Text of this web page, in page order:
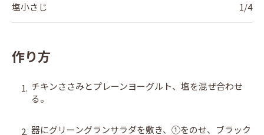
塩小さじ 1/4
作り方
1. チキンささみとプレーンヨーグルト、塩を混ぜ合わせ
る。
2. 器にグリーングランサラダを敷き、①をのせ、ブラック